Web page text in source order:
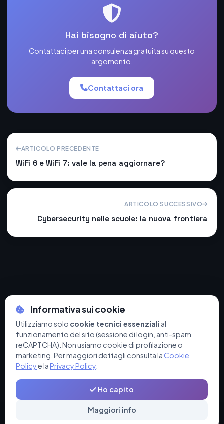
Hai bisogno di aiuto?
Contattaci per una consulenza gratuita su questo
argomento.
Contattaci ora
ARTICOLO PRECEDENTE
WiFi 6 e WiFi 7: vale la pena aggiornare?
ARTICOLO SUCCESSIVO
Cybersecurity nelle scuole: la nuova frontiera
© 2026 Navarro Sistemi di Navarro Alberto - P.IVA 04475060234
Privacy Policy·Cookie Policy·Termini e Condizioni ·Supporto
App
Informativa sui cookie
Utilizziamo solo cookie tecnici essenziali al
funzionamento del sito (sessione di login, anti-spam
reCAPTCHA). Non usiamo cookie di profilazione o
marketing. Per maggiori dettagli consulta la Cookie
Policye laPrivacy Policy
Ho capito
Maggiori info